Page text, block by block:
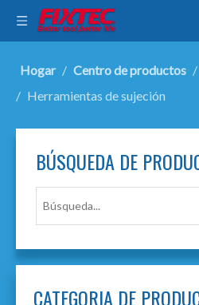
Hogar / Centro de productos /
/ Herramientas de sujeción
BÚSQUEDA DE
CATEGORIA DE